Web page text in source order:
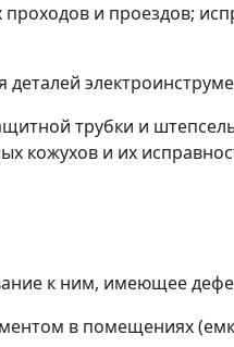
и проездов;
трубки и
кожухов и их
к ним, имеющее
в помещениях